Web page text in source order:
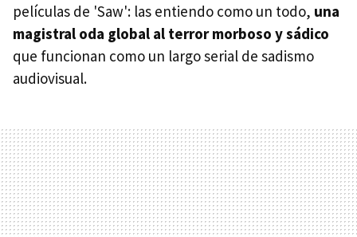
películas de 'Saw': las entiendo como un todo, una
magistral oda global al terror morboso y sádico
que funcionan como un largo serial de sadismo
audiovisual.